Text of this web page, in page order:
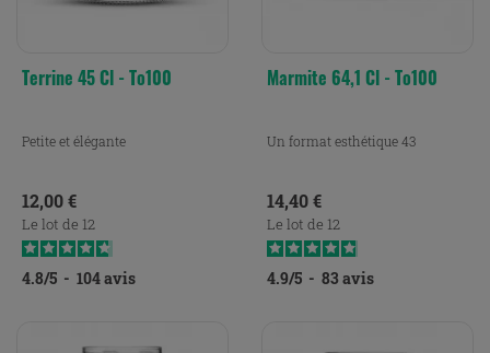
Terrine 45 Cl - To100
Petite et élégante
Prix
12,00 €
Le lot de 12
4.8/5 - 104avis
Marmite 64,1 Cl - To100
Un format esthétique 43
Prix
14,40 €
Le lot de 12
4.9/5 - 83 avis